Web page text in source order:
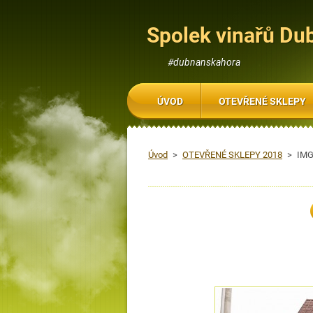
Spolek vinařů
#dubnanskahora
Úvod > OTEVŘENÉ SKLEPY 2018 >
ÚVOD OTEVŘENÉ SKLEPY